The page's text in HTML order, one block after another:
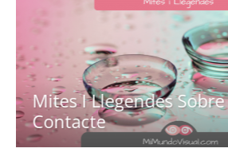
Mites I Llegendes
Contacte